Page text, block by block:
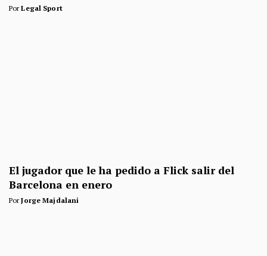
PorLegal Sport
El jugador que le ha pedido a Flick salir del
Barcelona en enero
PorJorge Majdalani